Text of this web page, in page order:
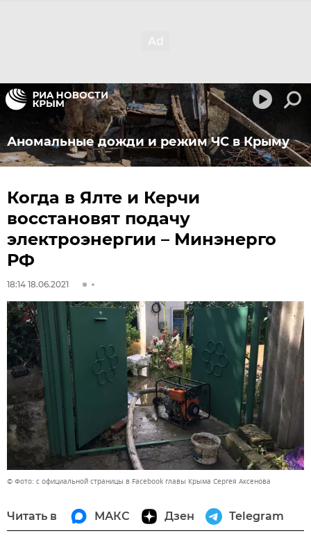
Аномальные дожди и режим ЧС в Крыму
Когда в Ялте и Керчи
восстановят подачу
электроэнергии – Минэнерго
РФ
18:14 18.06.2021
© Фото: с официальной страницы в Facebook главы Крыма Сергея Аксенова
Читать в МАКС Дзен Telegram